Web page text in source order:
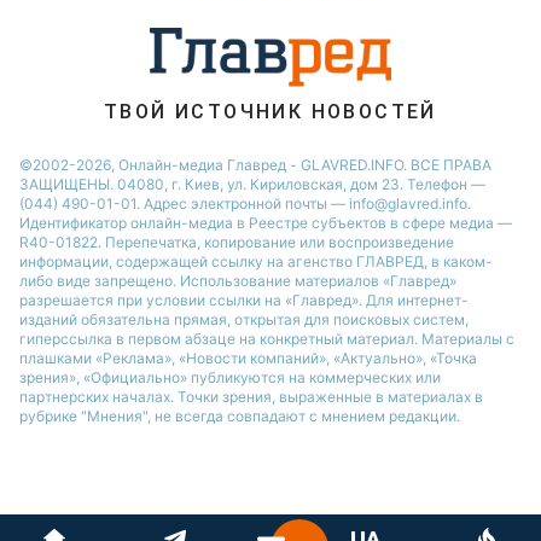
ТВОЙ ИСТОЧНИК НОВОСТЕЙ
©2002-2026, Онлайн-медиа Главред - GLAVRED.INFO. ВСЕ ПРАВА
ЗАЩИЩЕНЫ. 04080, г. Киев, ул. Кириловская, дом 23. Телефон —
(044) 490-01-01. Адрес электронной почты — info@glavred.info.
Идентификатор онлайн-медиа в Реестре cубъектов в сфере медиа —
R40-01822. Перепечатка, копирование или воспроизведение
информации, содержащей ссылку на агенство ГЛАВРЕД, в каком-
либо виде запрещено. Использование материалов «Главред»
разрешается при условии ссылки на «Главред». Для интернет-
изданий обязательна прямая, открытая для поисковых систем,
гиперссылка в первом абзаце на конкретный материал. Материалы с
плашками «Реклама», «Новости компаний», «Актуально», «Точка
зрения», «Официально» публикуются на коммерческих или
партнерских началах. Точки зрения, выраженные в материалах в
рубрике "Мнения", не всегда совпадают с мнением редакции.